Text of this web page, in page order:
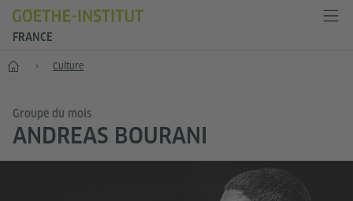
FRANCE
Accueil Culture
Groupe du mois
ANDREAS BOURANI